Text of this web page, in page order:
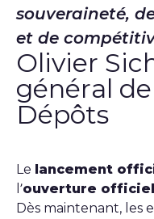
souveraineté,
et de
Olivier
général
Dépôts
Le lancement
l’ouverture
Dès maintenant, les